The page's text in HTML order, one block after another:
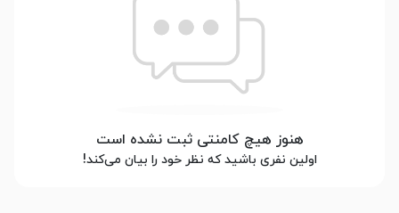
هنوز هیچ کامنتی ثبت نشده است
اولین نفری باشید که نظر خود را بیان می‌کند!